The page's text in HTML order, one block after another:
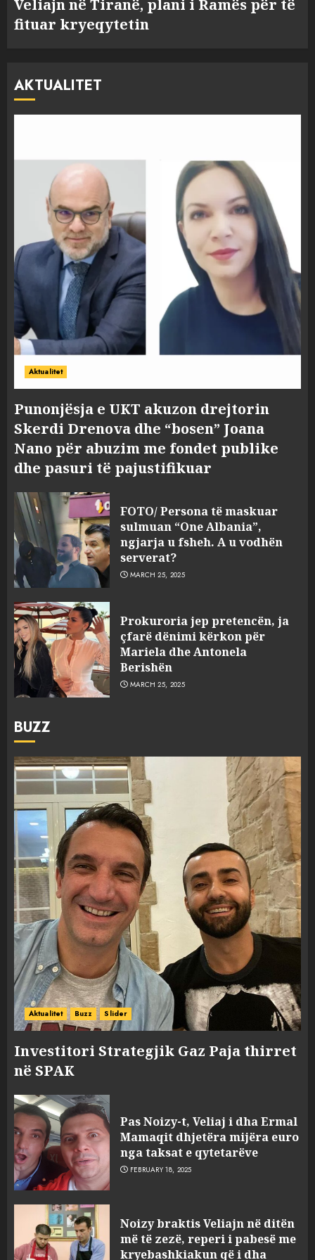
Veliajn në Tiranë, plani i Ramës për të
fituar kryeqytetin
AKTUALITET
Aktualitet
Punonjësja e UKT akuzon drejtorin
Skerdi Drenova dhe “bosen” Joana
Nano për abuzim me fondet publike
dhe pasuri të pajustifikuar
FOTO/ Persona të maskuar
sulmuan “One Albania”,
ngjarja u fsheh. A u vodhën
serverat?
MARCH 25, 2025
Prokuroria jep pretencën, ja
çfarë dënimi kërkon për
Mariela dhe Antonela
Berishën
MARCH 25, 2025
BUZZ
Aktualitet Buzz Slider
Investitori Strategjik Gaz Paja thirret
në SPAK
Pas Noizy-t, Veliaj i dha Ermal
Mamaqit dhjetëra mijëra euro
nga taksat e qytetarëve
FEBRUARY 18, 2025
Noizy braktis Veliajn në ditën
më të zezë, reperi i pabesë me
kryebashkiakun që i dha
sulmuan “One Albania”,
ngjarja u fsheh. A u vodhën